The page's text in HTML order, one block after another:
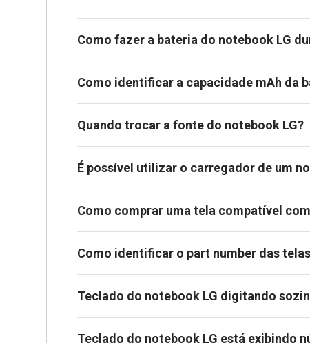
Como fazer a bateria do notebook LG
Como identificar a capacidade mAh da
Quando trocar a fonte do notebook LG?
É possível utilizar o carregador de um
Como comprar uma tela compatível
Como identificar o part number das
Teclado do notebook LG digitando
Teclado do notebook LG está exibindo